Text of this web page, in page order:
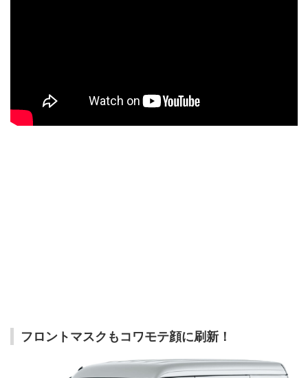
フロントマスクもコワモテ顔に刷新！